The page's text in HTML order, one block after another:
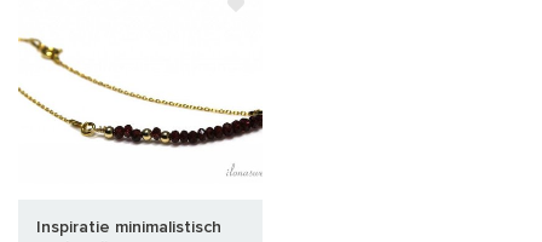
Inspiratie minimalistisch